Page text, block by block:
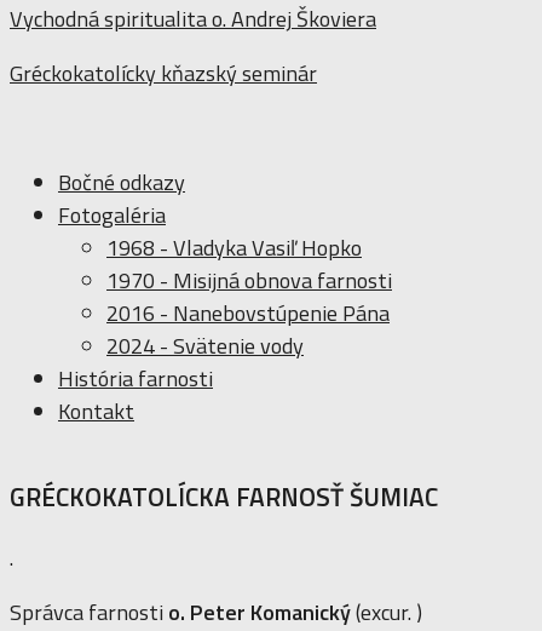
Vychodná spiritualita o. Andrej Škoviera
Gréckokatolícky kňazský seminár
Bočné odkazy
Fotogaléria
1968 - Vladyka Vasiľ Hopko
1970 - Misijná obnova farnosti
2016 - Nanebovstúpenie Pána
2024 - Svätenie vody
História farnosti
Kontakt
GRÉCKOKATOLÍCKA FARNOSŤ ŠUMIAC
.
Správca farnosti o. Peter Komanický(excur. )